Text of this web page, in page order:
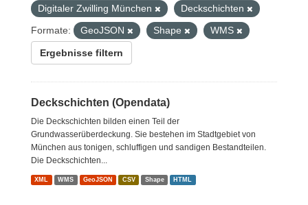
Digitaler Zwilling München
Deckschichten
Formate:
GeoJSON Shape WMS
Ergebnisse filtern
Deckschichten (Opendata)
Die Deckschichten bilden einen Teil der
Grundwasserüberdeckung. Sie bestehen im Stadtgebiet von
München aus tonigen, schluffigen und sandigen Bestandteilen.
Die Deckschichten...
XML WMS GeoJSON CSV Shape HTML